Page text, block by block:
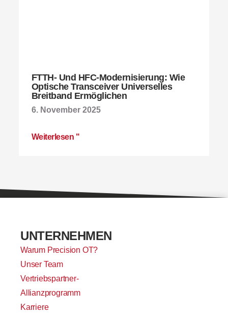
FTTH- Und HFC-Modernisierung: Wie
Optische Transceiver Universelles
Breitband Ermöglichen
6. November 2025
Weiterlesen "
UNTERNEHMEN
Warum Precision OT?
Unser Team
Vertriebspartner-
Allianzprogramm
Karriere